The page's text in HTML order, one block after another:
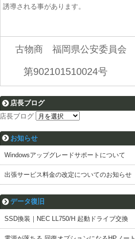
誘導される事があります。
古物商 福岡県公安委員会
第902101510024号
店長ブログ
店長ブログ
お知らせ
Windowsアップグレードサポートについて
出張サービス料金の改定についてのお知らせ
データ復旧
SSD換装｜NEC LL750/H 起動ドライブ交換